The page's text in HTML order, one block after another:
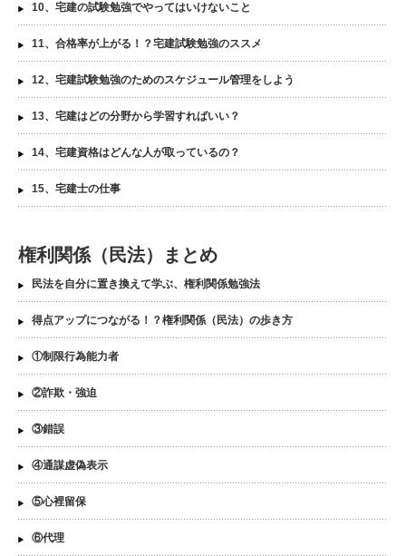
10、宅建の試験勉強でやってはいけないこと
11、合格率が上がる！？宅建試験勉強のススメ
12、宅建試験勉強のためのスケジュール管理をしよう
13、宅建はどの分野から学習すればいい？
14、宅建資格はどんな人が取っているの？
15、宅建士の仕事
権利関係（民法）まとめ
民法を自分に置き換えて学ぶ、権利関係勉強法
得点アップにつながる！？権利関係（民法）の歩き方
①制限行為能力者
②詐欺・強迫
③錯誤
④通謀虚偽表示
⑤心裡留保
⑥代理